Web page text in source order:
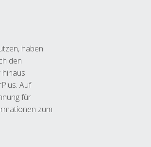
haben
den
hinaus
Auf
für
zum